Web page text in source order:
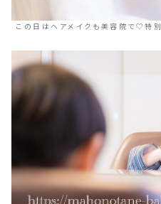
この日はヘアメイクも美容院で♡特